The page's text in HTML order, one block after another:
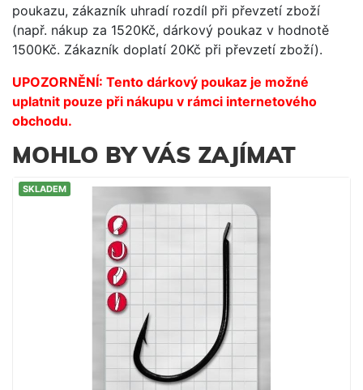
poukazu, zákazník uhradí rozdíl při převzetí zboží
(např. nákup za 1520Kč, dárkový poukaz v hodnotě
1500Kč. Zákazník doplatí 20Kč při převzetí zboží).
UPOZORNĚNÍ: Tento dárkový poukaz je možné
uplatnit pouze při nákupu v rámci internetového
obchodu.
MOHLO BY VÁS ZAJÍMAT
SKLADEM